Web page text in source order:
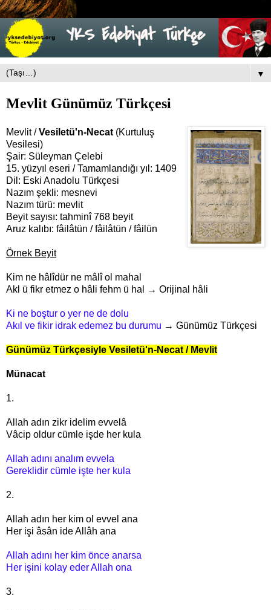
▼
Mevlit Günümüz Türkçesi
Mevlit /Vesiletü'n-Necat (Kurtuluş
Vesilesi)
Şair: Süleyman Çelebi
15. yüzyıl eseri / Tamamlandığı yıl: 1409
Dil: Eski Anadolu Türkçesi
Nazım şekli: mesnevi
Nazım türü: mevlit
Beyit sayısı: tahminî 768 beyit
Aruz kalıbı: fâilâtün / fâilâtün / fâilün
Örnek Beyit
Kim ne hâlîdür ne mâlî ol mahal
Akl ü fikr etmez o hâli fehm ü hal → Orijinal hâli
Ki ne boştur o yer ne de dolu
Akıl ve fikir idrak edemez bu durumu → Günümüz Türkçesi
Günümüz Türkçesiyle Vesiletü'n-Necat / Mevlit
Münacat
1.
Allah adın zikr idelim evvelâ
Vâcip oldur cümle işde her kula
Allah adını analım evvela
Gereklidir cümle işte her kula
2.
Allah adın her kim ol evvel ana
Her işi âsân ide Allâh ana
Allah adını her kim önce anarsa
Her işini kolay eder Allah ona
3.